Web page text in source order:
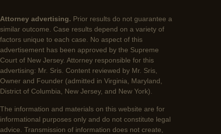
Attorney advertising. Prior results do not guarantee a
similar outcome. Case results depend on a variety of
factors unique to each case. No aspect of this
advertisement has been approved by the Supreme
Court of New Jersey. Attorney responsible for this
advertising: Mr. Sris. Content reviewed by Mr. Sris,
Owner and Founder (admitted in Virginia, Maryland,
District of Columbia, New Jersey, and New York).
The information and materials on this website are for
informational purposes only and do not constitute legal
advice. Transmission of information does not create,